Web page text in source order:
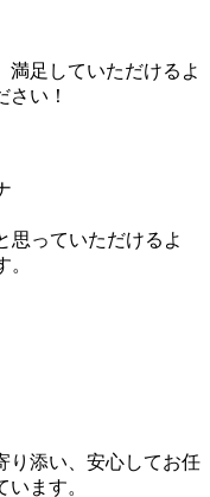
満足していただけるよ
い！
思っていただけるよ
り添い、安心してお任
ます。